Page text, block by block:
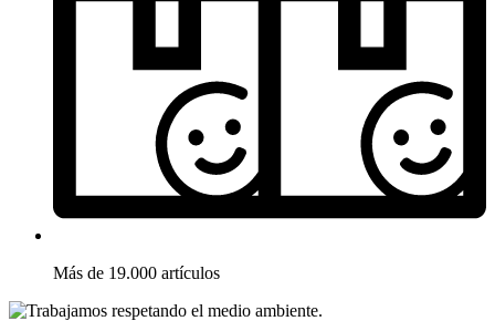
Más de 19.000 artículos